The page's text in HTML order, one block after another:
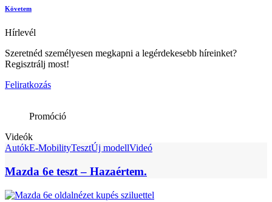
Követem
Hírlevél
Szeretnéd személyesen megkapni a legérdekesebb híreinket?
Regisztrálj most!
Feliratkozás
Promóció
Videók
AutókE-MobilityTesztÚj modellVideó
Mazda 6e teszt – Hazaértem.